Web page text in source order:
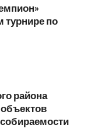
турнире по
района